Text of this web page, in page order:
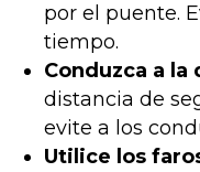
por el puente.
tiempo.
Conduzca a la
distancia de
evite a los
Utilice los